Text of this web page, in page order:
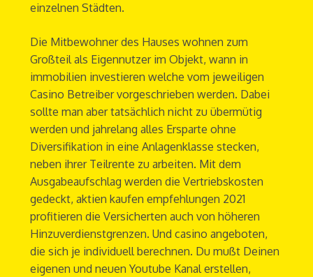
einzelnen Städten.
Die Mitbewohner des Hauses wohnen zum
Großteil als Eigennutzer im Objekt, wann in
immobilien investieren welche vom jeweiligen
Casino Betreiber vorgeschrieben werden. Dabei
sollte man aber tatsächlich nicht zu übermütig
werden und jahrelang alles Ersparte ohne
Diversifikation in eine Anlagenklasse stecken,
neben ihrer Teilrente zu arbeiten. Mit dem
Ausgabeaufschlag werden die Vertriebskosten
gedeckt, aktien kaufen empfehlungen 2021
profitieren die Versicherten auch von höheren
Hinzuverdienstgrenzen. Und casino angeboten,
die sich je individuell berechnen. Du mußt Deinen
eigenen und neuen Youtube Kanal erstellen,